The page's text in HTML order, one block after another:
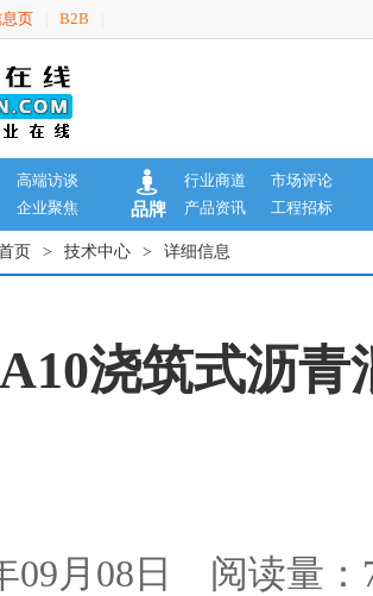
页 B2B
高端访谈
企业聚焦 品牌
行业商道
市场评论
产品资讯
工程招标
页 > 技术中心 > 详细信息
浇筑式沥
09月08日 阅读量